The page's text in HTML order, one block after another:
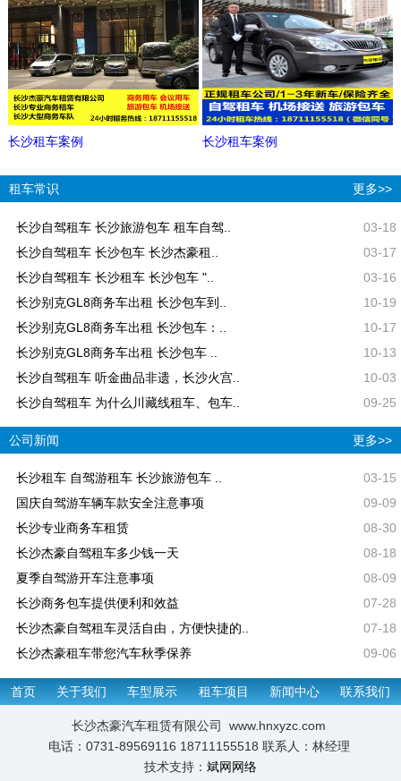
长沙租车案例 长沙租车案例
租车常识 更多>>
长沙自驾租车 长沙旅游包车 租车自驾..
03-18
长沙自驾租车 长沙包车 长沙杰豪租..
03-17
长沙自驾租车 长沙租车 长沙包车 "..
03-16
长沙别克GL8商务车出租 长沙包车到..
10-19
长沙别克GL8商务车出租 长沙包车：..
10-17
长沙别克GL8商务车出租 长沙包车 ..
10-13
长沙自驾租车 听金曲品非遗，长沙火宫..
10-03
长沙自驾租车 为什么川藏线租车、包车..
09-25
公司新闻 更多>>
长沙租车 自驾游租车 长沙旅游包车 ..
03-15
国庆自驾游车辆车款安全注意事项
09-09
长沙专业商务车租赁
08-30
长沙杰豪自驾租车多少钱一天
08-18
夏季自驾游开车注意事项
08-09
长沙商务包车提供便利和效益
07-28
长沙杰豪自驾租车灵活自由，方便快捷的..
07-18
长沙杰豪租车带您汽车秋季保养
09-06
首页 关于我们 车型展示 租车项目 新闻中心 联系我们
长沙杰豪汽车租赁有限公司 www.hnxyzc.com
电话：0731-89569116 18711155518 联系人：林经理
技术支持： 斌网网络